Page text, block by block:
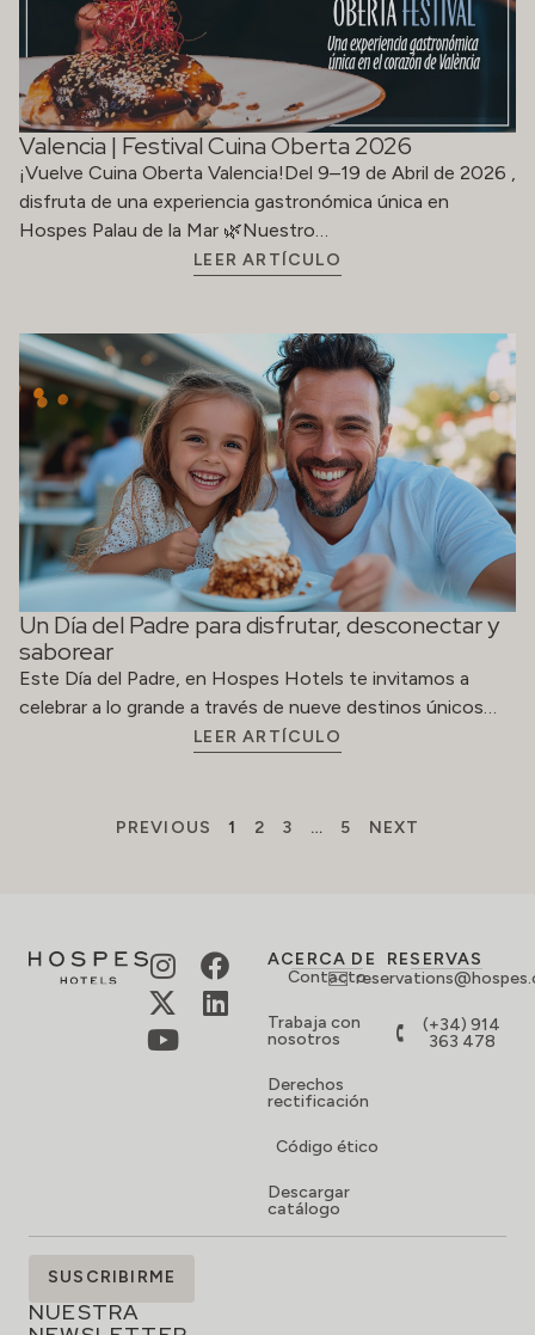
Valencia | Festival Cuina Oberta 2026
¡Vuelve Cuina Oberta Valencia!Del 9–19 de Abril de 2026 ,
disfruta de una experiencia gastronómica única en
Hospes Palau de la Mar 🌿Nuestro…
LEER ARTÍCULO
Un Día del Padre para disfrutar, desconectar y
saborear
Este Día del Padre, en Hospes Hotels te invitamos a
celebrar a lo grande a través de nueve destinos únicos…
LEER ARTÍCULO
PREVIOUS 1 2 3 … 5 NEXT
ACERCA DE
Contacto
Trabaja con
nosotros
Derechos
rectificación
Código ético
Descargar
catálogo
RESERVAS
(+34) 914
363 478
SUSCRÍBETE
NUESTRA
SUSCRIBIRME